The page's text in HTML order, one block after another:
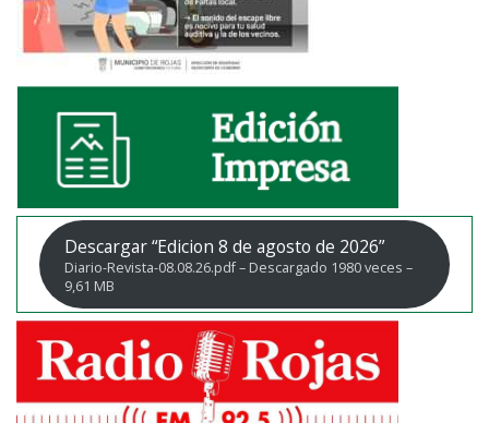
Descargar “Edicion 8 de agosto de 2026”
Diario-Revista-08.08.26.pdf – Descargado 1980 veces –
9,61 MB